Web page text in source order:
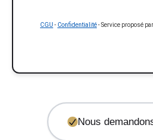
CGU - Confidentialité- Service proposé par
Nous